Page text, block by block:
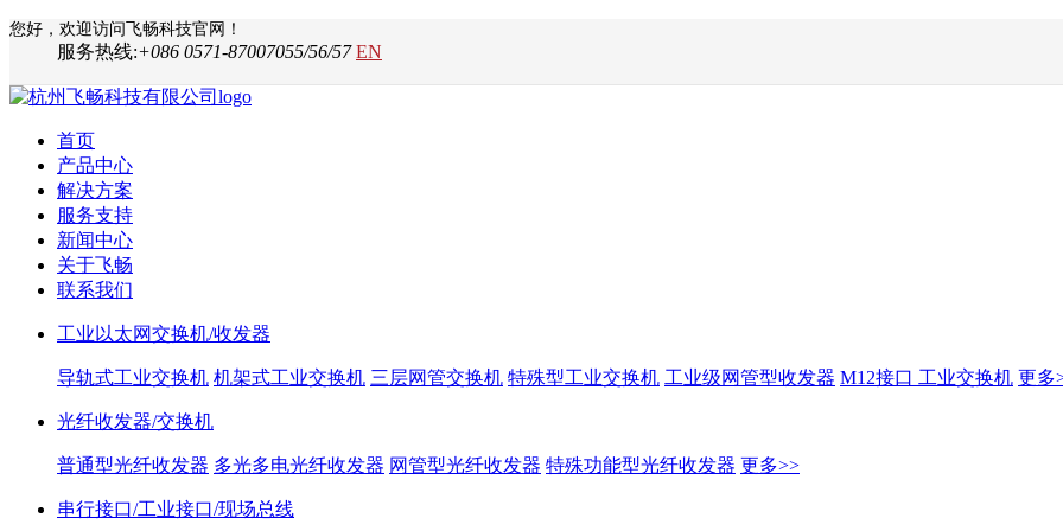
您好，欢迎访问飞畅科技官网！
服务热线:+086 0571-87007055/56/57 EN
首页
产品中心
解决方案
服务支持
新闻中心
关于飞畅
联系我们
工业以太网交换机/收发器
导轨式工业交换机 机架式工业交换机 三层网管交换机 特殊型工业交换机 工业级网管型收发器 M12接口 工业交换机 更多
光纤收发器/交换机
普通型光纤收发器 多光多电光纤收发器 网管型光纤收发器 特殊功能型光纤收发器 更多>>
串行接口/工业接口/现场总线